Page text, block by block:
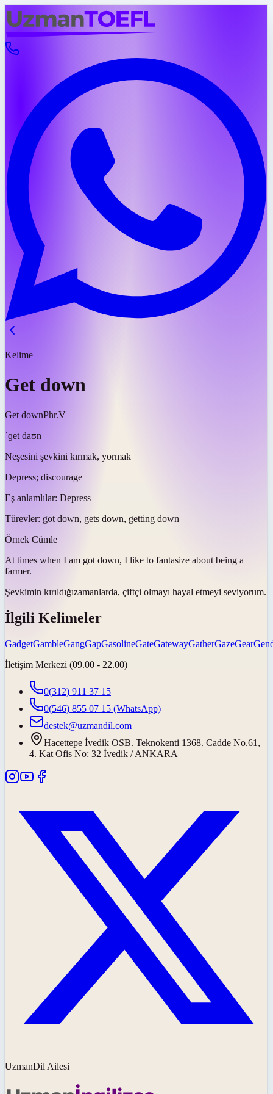
Kelime
Get down
Get downPhr.V
ˈɡet daʊn
Neşesini şevkini kırmak, yormak
Depress; discourage
Eş anlamlılar: Depress
Türevler: got down, gets down, getting down
Örnek Cümle
At times when I am got down, I like to fantasize about being a
farmer.
Şevkimin kırıldığızamanlarda, çiftçi olmayı hayal etmeyi seviyorum.
İlgili Kelimeler
GadgetGambleGangGapGasolineGateGatewayGatherGazeGear
İletişim Merkezi (09.00 - 22.00)
0(312) 911 37 15
0(546) 855 07 15 (WhatsApp)
destek@uzmandil.com
Hacettepe İvedik OSB. Teknokenti 1368. Cadde No.61,
4. Kat Ofis No: 32 İvedik / ANKARA
UzmanDil Ailesi